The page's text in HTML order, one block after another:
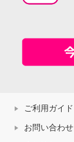
ご利用ガイド
お問い合わせ